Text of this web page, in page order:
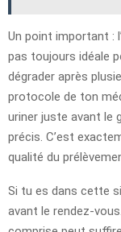
Un point important :
pas toujours idéale
dégrader après
protocole de ton
uriner juste avant le
précis. C’est
qualité du
Si tu es dans cette
avant le rendez-